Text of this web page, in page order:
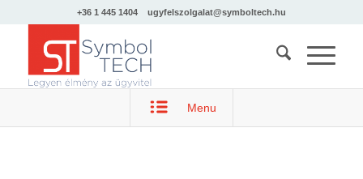
+36 1 445 1404 ugyfelszolgalat@symboltech.hu
Menu